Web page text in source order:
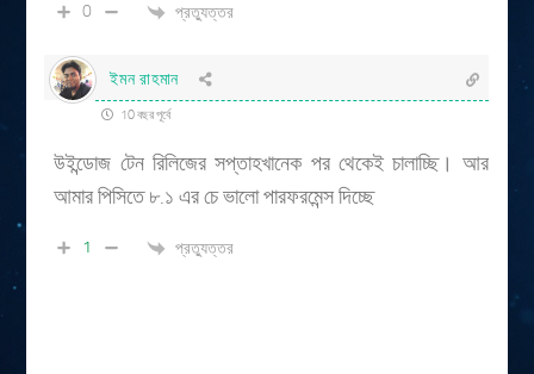
0 প্রত্যুত্তর
ইমন রাহমান
10 বছর পূর্বে
উইন্ডোজ টেন রিলিজের সপ্তাহখানেক পর থেকেই চালাচ্ছি। আর
আমার পিসিতে ৮.১ এর চে ভালো পারফরমেন্স দিচ্ছে
1 প্রত্যুত্তর